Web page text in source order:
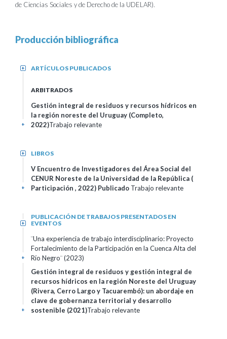
de Ciencias Sociales y de Derecho de la UDELAR).
Producción bibliográfica
ARTÍCULOS PUBLICADOS
+
ARBITRADOS
Gestión integral de residuos y recursos hídricos en
la región noreste del Uruguay (Completo,
2022)Trabajo relevante
+
LIBROS
+
V Encuentro de Investigadores del Área Social del
CENUR Noreste de la Universidad de la República (
Participación , 2022) Publicado Trabajo relevante
+
PUBLICACIÓN DE TRABAJOS PRESENTADOS EN
EVENTOS
+
¨Una experiencia de trabajo interdisciplinario: Proyecto
Fortalecimiento de la Participación en la Cuenca Alta del
Río Negro¨ (2023)
+
Gestión integral de residuos y gestión integral de
recursos hídricos en la región Noreste del Uruguay
(Rivera, Cerro Largo y Tacuarembó): un abordaje en
clave de gobernanza territorial y desarrollo
sostenible (2021)Trabajo relevante
+